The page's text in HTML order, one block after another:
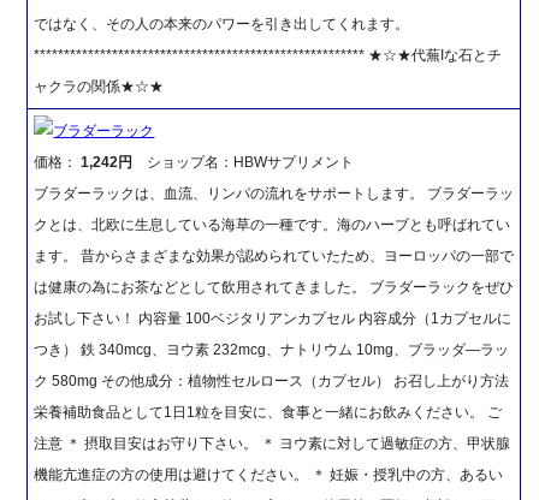
ではなく、その人の本来のパワーを引き出してくれます。
******************************************************* ★☆★代蕪Iな石とチ
ャクラの関係★☆★
ブラダーラック
価格：1,242円
ショップ名：HBWサプリメント
ブラダーラックは、血流、リンパの流れをサポートします。 ブラダーラッ
クとは、北欧に生息している海草の一種です。海のハーブとも呼ばれてい
ます。 昔からさまざまな効果が認められていたため、ヨーロッパの一部で
は健康の為にお茶などとして飲用されてきました。 ブラダーラックをぜひ
お試し下さい！ 内容量 100ベジタリアンカプセル 内容成分（1カプセルに
つき） 鉄 340mcg、ヨウ素 232mcg、ナトリウム 10mg、ブラッダ―ラッ
ク 580mg その他成分：植物性セルロース（カプセル） お召し上がり方法
栄養補助食品として1日1粒を目安に、食事と一緒にお飲みください。 ご
注意 ＊ 摂取目安はお守り下さい。 ＊ ヨウ素に対して過敏症の方、甲状腺
機能亢進症の方の使用は避けてください。 ＊ 妊娠・授乳中の方、あるい